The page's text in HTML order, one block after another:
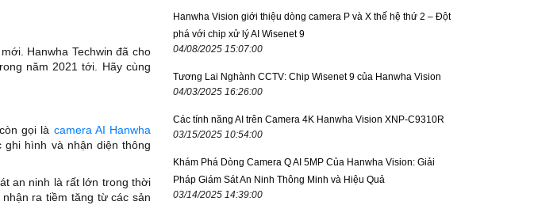
Hanwha Techwin đã cho
năm 2021 tới. Hãy cùng
gọi là camera AI Hanwha
hình và nhận diện thông
an ninh là rất lớn trong thời
ra tiềm tăng từ các sản
Hanwha Vision giới thiệu dòng camera P và X thế hệ thứ 2 – Đột
phá với chip xử lý AI Wisenet 9
04/08/2025 15:07:00
Tương Lai Nghành CCTV: Chip Wisenet 9 của Hanwha Vision
04/03/2025 16:26:00
Các tính năng AI trên Camera 4K Hanwha Vision XNP-C9310R
03/15/2025 10:54:00
Khám Phá Dòng Camera Q AI 5MP Của Hanwha Vision: Giải
Pháp Giám Sát An Ninh Thông Minh và Hiệu Quả
03/14/2025 14:39:00